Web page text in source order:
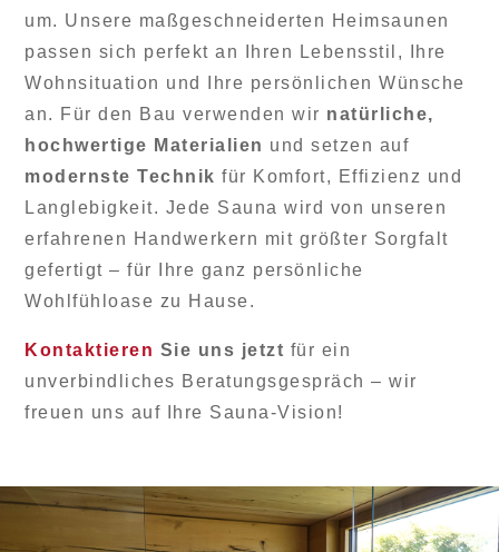
um. Unsere maßgeschneiderten Heimsaunen
passen sich perfekt an Ihren Lebensstil, Ihre
Wohnsituation und Ihre persönlichen Wünsche
an. Für den Bau verwenden wir natürliche,
hochwertige Materialien und setzen auf
modernste Technik für Komfort, Effizienz und
Langlebigkeit. Jede Sauna wird von unseren
erfahrenen Handwerkern mit größter Sorgfalt
gefertigt – für Ihre ganz persönliche
Wohlfühloase zu Hause.
Kontaktieren Sie uns jetzt für ein
unverbindliches Beratungsgespräch – wir
freuen uns auf Ihre Sauna-Vision!